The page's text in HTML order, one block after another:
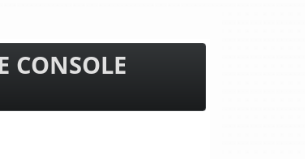
CONSOLE